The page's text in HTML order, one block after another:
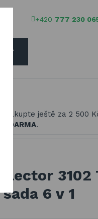
+420 777 230
Vaše heslo
PŘIHLÁSIT
Nakupte ještě za 2 500
ZDARMA.
6 v 1